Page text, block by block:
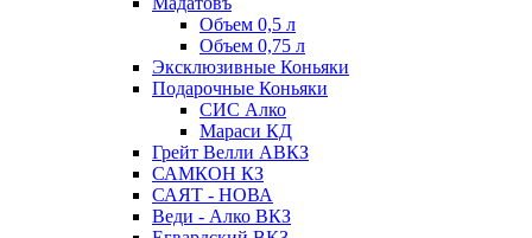
Объем 0,5 л
Объем 0,75 л
Эксклюзивные Коньяки
Подарочные Коньяки
СИС Алко
Мараси КД
Грейт Велли АВКЗ
САМКОН КЗ
САЯТ - НОВА
Веди - Алко ВКЗ